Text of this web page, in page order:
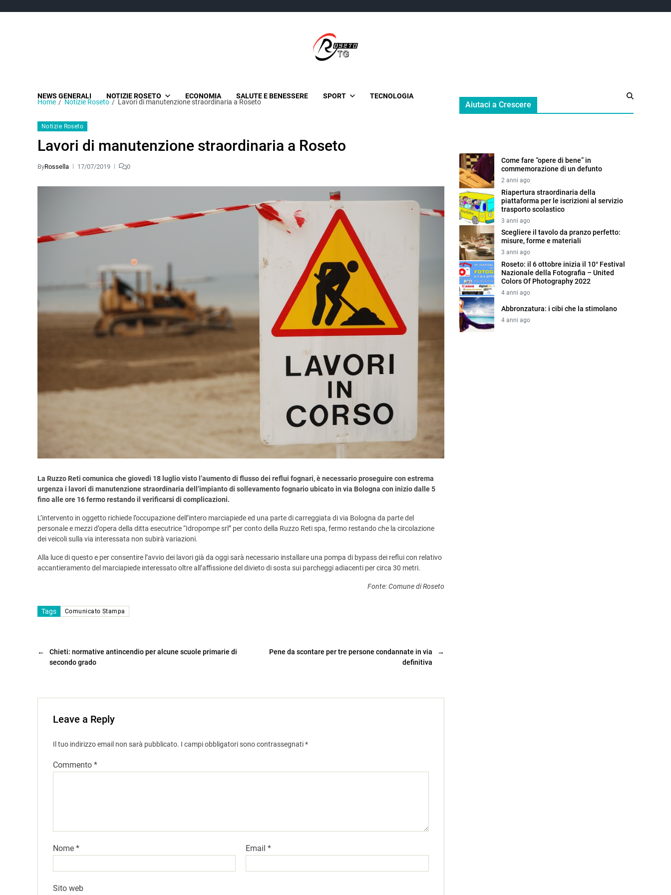
NEWS GENERALI NOTIZIE ROSETO ECONOMIA SALUTE E BENESSERE SPORT TECNOLOGIA
Home Notizie Roseto Lavori di manutenzione straordinaria a Roseto
Notizie Roseto
Lavori di manutenzione straordinaria a Roseto
ByRossella 17/07/2019 0
La Ruzzo Reti comunica che giovedì 18 luglio visto l’aumento di flusso dei reflui fognari, è necessario proseguire con estrema
urgenza i lavori di manutenzione straordinaria dell’impianto di sollevamento fognario ubicato in via Bologna con inizio dalle 5
fino alle ore 16 fermo restando il verificarsi di complicazioni.
L’intervento in oggetto richiede l’occupazione dell’intero marciapiede ed una parte di carreggiata di via Bologna da parte del
personale e mezzi d’opera della ditta esecutrice “Idropompe srl” per conto della Ruzzo Reti spa, fermo restando che la circolazione
dei veicoli sulla via interessata non subirà variazioni.
Alla luce di questo e per consentire l’avvio dei lavori già da oggi sarà necessario installare una pompa di bypass dei reflui con relativo
accantieramento del marciapiede interessato oltre all’affissione del divieto di sosta sui parcheggi adiacenti per circa 30 metri.
Fonte: Comune di Roseto
Tags Comunicato Stampa
←
Chieti: normative antincendio per alcune scuole primarie di
secondo grado
→
Pene da scontare per tre persone condannate in via
definitiva
Leave a Reply
Il tuo indirizzo email non sarà pubblicato. I campi obbligatori sono contrassegnati*
Commento *
Nome * Email*
Sito web
Aiutaci a Crescere
Come fare “opere di bene” in
commemorazione di un defunto
2 anni ago
Riapertura straordinaria della
piattaforma per le iscrizioni al servizio
trasporto scolastico
3 anni ago
Scegliere il tavolo da pranzo perfetto:
misure, forme e materiali
3 anni ago
Roseto: il 6 ottobre inizia il 10° Festival
Nazionale della Fotografia – United
Colors Of Photography 2022
4 anni ago
Abbronzatura: i cibi che la stimolano
4 anni ago